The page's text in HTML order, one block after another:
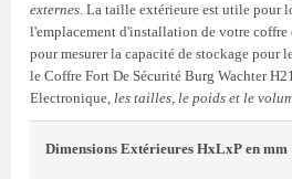
externes. La taille extérieure est utile pour
l'emplacement d'installation de votre
pour mesurer la capacité de stockage pour
le Coffre Fort De Sécurité Burg Wachter
Electronique, les tailles, le poids et le
Dimensions Extérieures HxLxP en mm